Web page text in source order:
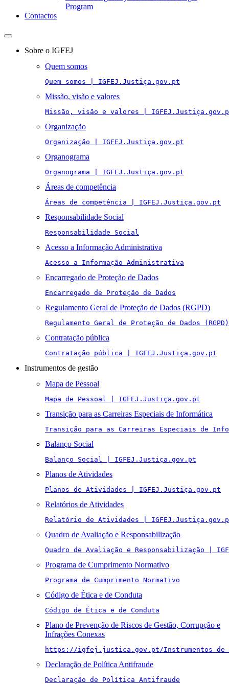
Program
Contactos
Toggle
navigationSobre o IGFEJ
Quem somos
Quem somos | IGFEJ.Justiça.gov.pt
Missão, visão e valores
Missão, visão e valores |
Organização
Organização | IGFEJ.Justiça.gov.pt
Organograma
Organograma | IGFEJ.Justiça.gov.pt
Áreas de competência
Áreas de competência | IGFEJ.Justiça.gov.pt
Responsabilidade Social
Responsabilidade Social
Acesso a Informação Administrativa
Acesso a Informação Administrativa
Encarregado de Proteção de Dados
Encarregado de Proteção de Dados
Regulamento Geral de Proteção de Dados (RGPD)
Regulamento Geral de Proteção de Dados (RGPD)
Contratação pública
Contratação pública | IGFEJ.Justiça.gov.pt
Instrumentos de gestão
Mapa de Pessoal
Mapa de Pessoal | IGFEJ.Justiça.gov.pt
Transição para as Carreiras Especiais de Informática
Transição para as Carreiras Especiais de
Balanço Social
Balanço Social | IGFEJ.Justiça.gov.pt
Planos de Atividades
Planos de Atividades | IGFEJ.Justiça.gov.pt
Relatórios de Atividades
Relatório de Atividades |
Quadro de Avaliação e Responsabilização
Quadro de Avaliação e Responsabilização |
Programa de Cumprimento Normativo
Programa de Cumprimento Normativo
Código de Ética e de Conduta
Código de Ética e de Conduta
Plano de Prevenção de Riscos de Gestão, Corrupção e
Infrações Conexas
https://igfej.justica.gov.pt/Instrumentos-de-
Declaração de Política Antifraude
Declaração de Política Antifraude